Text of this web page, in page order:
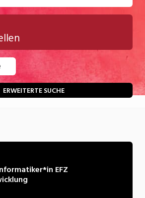
Soziales
ERWEITERTE SUCHE
EFZ